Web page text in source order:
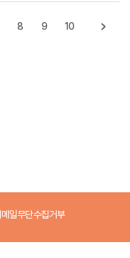
8 9 10
메일무단수집거부